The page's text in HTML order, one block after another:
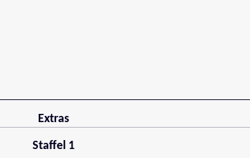
Extras
Staffel 1